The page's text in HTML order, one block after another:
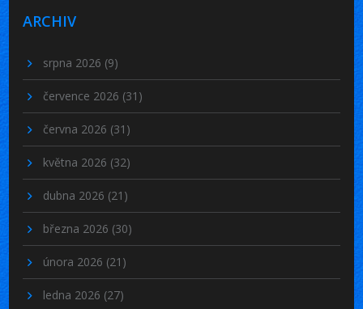
ARCHIV
srpna 2026 (9)
července 2026 (31)
června 2026 (31)
května 2026 (32)
dubna 2026 (21)
března 2026 (30)
února 2026 (21)
ledna 2026 (27)